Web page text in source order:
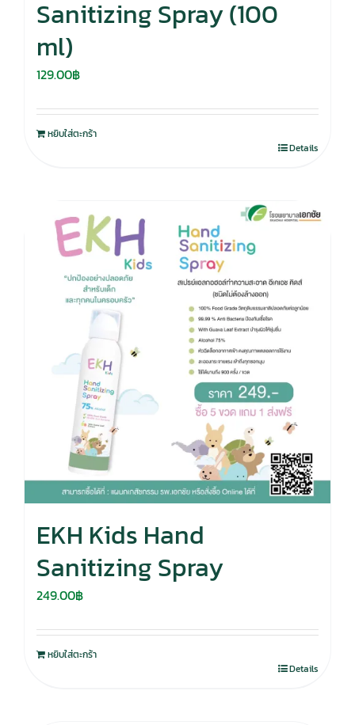
Sanitizing Spray (100
ml)
129.00฿
หยิบใส่ตะกร้า
Details
EKH Kids Hand
Sanitizing Spray
249.00฿
หยิบใส่ตะกร้า
Details